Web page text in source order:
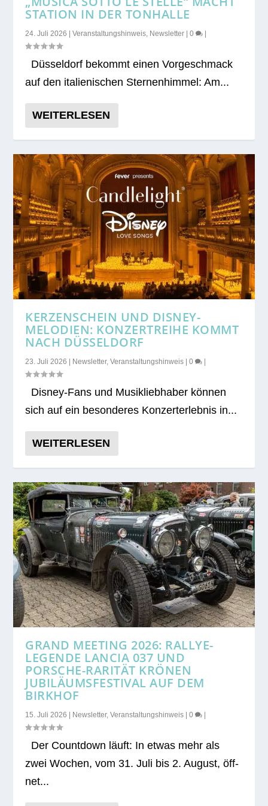
STATION IN DER TONHALLE
24. Juli 2026 |Veranstaltungshinweis, Newsletter |0
Düs­sel­dorf bekommt einen Vor­ge­schmack
auf den ita­lie­ni­schen Ster­nen­him­mel: Am...
WEITERLESEN
KERZENSCHEIN UND DISNEY-
MELODIEN: KONZERTREIHE KOMMT
NACH DÜSSELDORF
23. Juli 2026 Newsletter,Veranstaltungshinweis |0
Dis­ney-Fans und Musik­lieb­ha­ber kön­nen
sich auf ein beson­de­res Kon­zert­er­leb­nis in...
WEITERLESEN
GRAND MEETING 2026: RALLYE-
LEGENDE LANCIA 037 UND
PORSCHE-RARITÄT KRÖNEN
JUBILÄUMSFESTIVAL AUF DEM
BIRKHOF
15. Juli 2026 | Newsletter,Veranstaltungshinweis |0 |
Der Count­down läuft: In etwas mehr als
zwei Wochen, vom 31. Juli bis 2. August, öff­
net...